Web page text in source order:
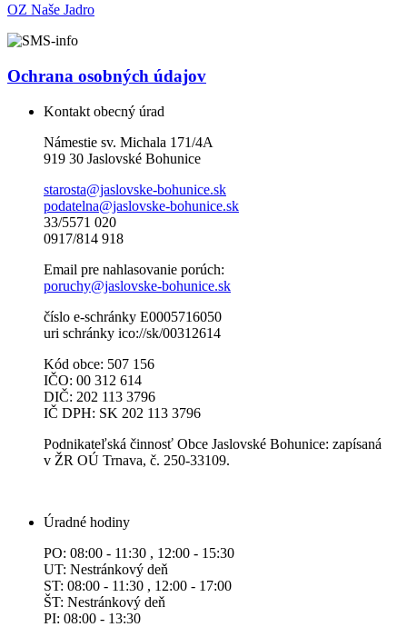
OZ Naše Jadro
Ochrana osobných údajov
Kontakt obecný úrad
Námestie sv. Michala 171/4A
919 30 Jaslovské Bohunice
starosta@jaslovske-bohunice.sk
podatelna@jaslovske-bohunice.sk
33/5571 020
0917/814 918
Email pre nahlasovanie porúch:
poruchy@jaslovske-bohunice.sk
číslo e-schránky E0005716050
uri schránky ico://sk/00312614
Kód obce: 507 156
IČO: 00 312 614
DIČ: 202 113 3796
IČ DPH: SK 202 113 3796
Podnikateľská činnosť Obce Jaslovské Bohunice: zapísaná
v ŽR OÚ Trnava, č. 250-33109.
Úradné hodiny
PO: 08:00 - 11:30 , 12:00 - 15:30
UT: Nestránkový deň
ST: 08:00 - 11:30 , 12:00 - 17:00
ŠT: Nestránkový deň
PI: 08:00 - 13:30